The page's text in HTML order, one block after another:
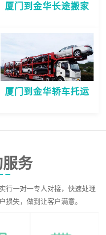
厦门到金华长途搬家
厦门到金华轿车托运
务
行一对一专人对接，快速处理
损失，做到让客户满意。